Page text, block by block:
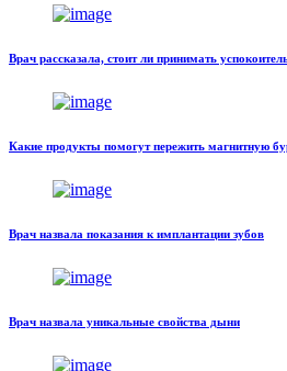
Врач рассказала, стоит ли принимать
Какие продукты помогут пережить магнитную
Врач назвала показания к имплантации зубов
Врач назвала уникальные свойства дыни